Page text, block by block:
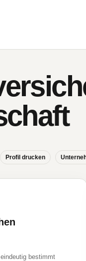
Profil drucken
bestimmt